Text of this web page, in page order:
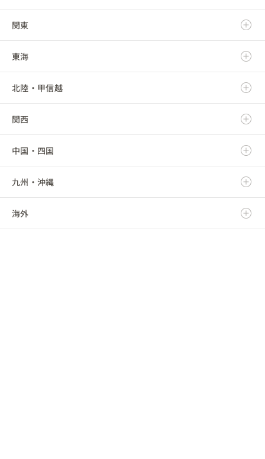
青森県
岩手県
宮城県
秋田県
山形県
福島県
関東
茨城県
栃木県
群馬県
埼玉県
千葉県
東京都
東海
岐阜県
静岡県
愛知県
三重県
北陸・甲信越
新潟県
富山県
石川県
福井県
関西
滋賀県
京都府
大阪府
中国・四国
鳥取県
島根県
九州・沖縄
福岡県
海外